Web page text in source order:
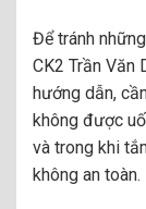
Để tránh
CK2 Trần Văn
hướng dẫn,
không được
và trong khi
không an toàn.